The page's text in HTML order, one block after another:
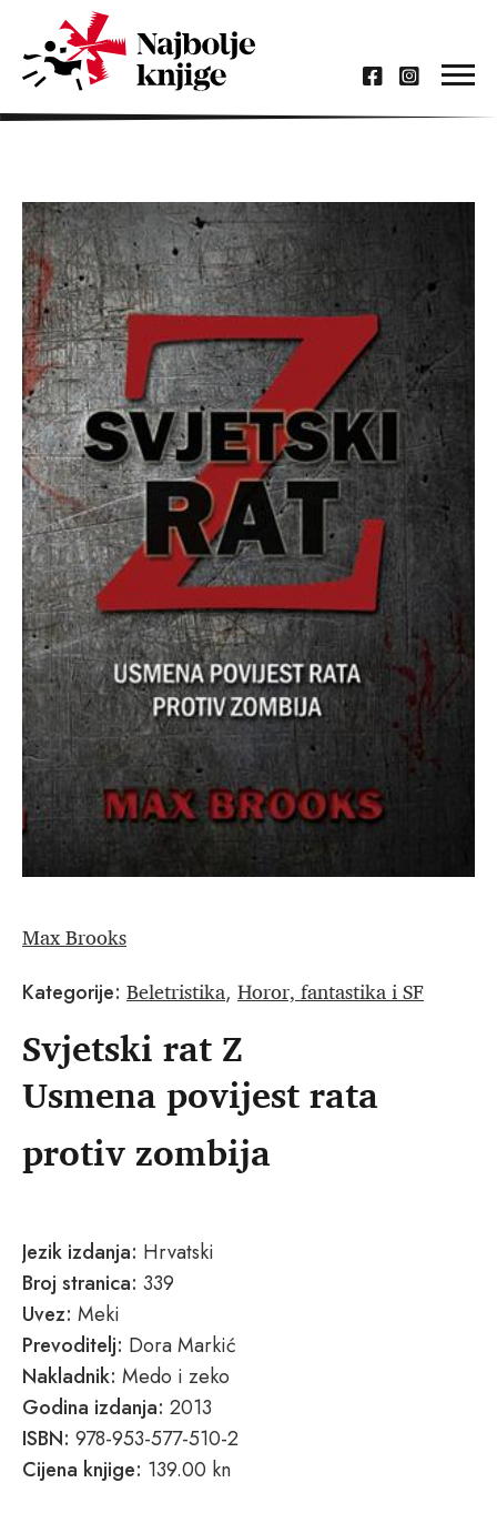
Max Brooks
Kategorije: Beletristika, Horor, fantastika i SF
Svjetski rat Z
Usmena povijest rata
protiv zombija
Jezik izdanja: Hrvatski
Broj stranica: 339
Uvez: Meki
Prevoditelj: Dora Markić
Nakladnik: Medo i zeko
Godina izdanja: 2013
ISBN: 978-953-577-510-2
Cijena knjige: 139.00 kn